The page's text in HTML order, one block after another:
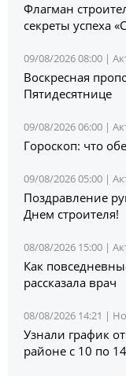
Флагман
секреты успеха
09/08/2026 08:00 |
Воскресная
Пятидесятнице
09/08/2026 06:00 |
Гороскоп: что
09/08/2026 05:00 |
Поздравление
Днем строителя!
08/08/2026 15:00 |
Как
рассказала врач
08/08/2026 14:21 |
Узнали график
районе с 10 по